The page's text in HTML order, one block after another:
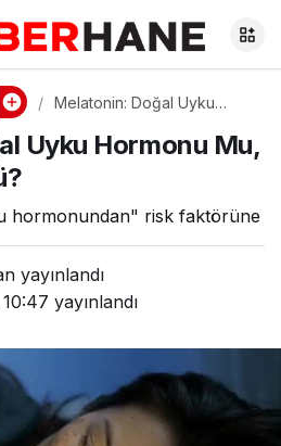
Melatonin: Doğal Uyku
Mü?
Uyku Hormonu Mu,
hormonundan" risk faktörüne
yayınlandı
yayınlandı